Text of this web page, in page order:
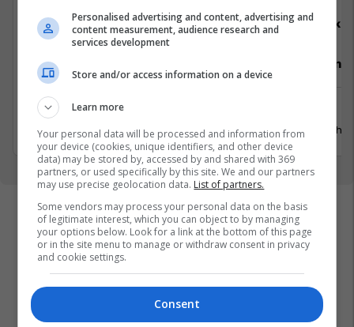
Elkos Group
Specialist Mishi (Kasap)
Ferizaj
3 Gusht 2026
Punëtor në
20 Gusht
Personalised advertising and content, advertising and
content measurement, audience research and
services development
Store and/or access information on a device
Learn more
Your personal data will be processed and information from
your device (cookies, unique identifiers, and other device
data) may be stored by, accessed by and shared with 369
partners, or used specifically by this site. We and our partners
may use precise geolocation data. List of partners.
Some vendors may process your personal data on the basis
of legitimate interest, which you can object to by managing
your options below. Look for a link at the bottom of this page
or in the site menu to manage or withdraw consent in privacy
and cookie settings.
Consent